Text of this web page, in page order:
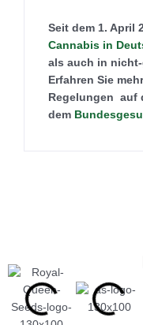
Seit dem 1. April
Cannabis in
als auch in
Erfahren Sie
Regelungen auf
dem